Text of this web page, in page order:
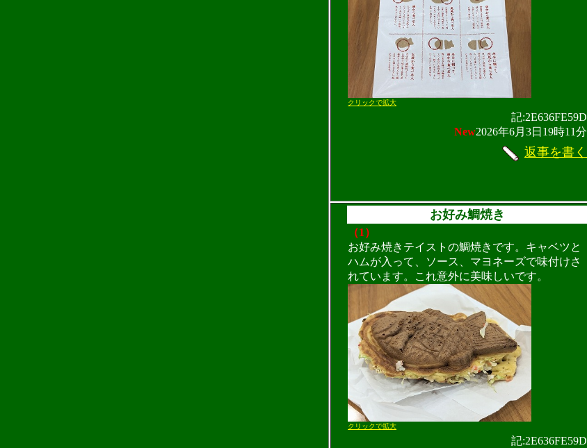
クリックで拡大
記:2E636FE59D
New2026年6月3日19時11分
返事を書く
お好み鯛焼き
（1）
お好み焼きテイストの鯛焼きです。キャベツと
ハムが入って、ソース、マヨネーズで味付けさ
れています。これ意外に美味しいです。
クリックで拡大
記:2E636FE59D